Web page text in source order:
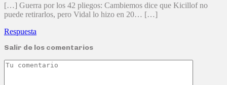
[…] Guerra por los 42 pliegos: Cambiemos dice que Kicillof no
puede retirarlos, pero Vidal lo hizo en 20… […]
Respuesta
Salir de los comentarios